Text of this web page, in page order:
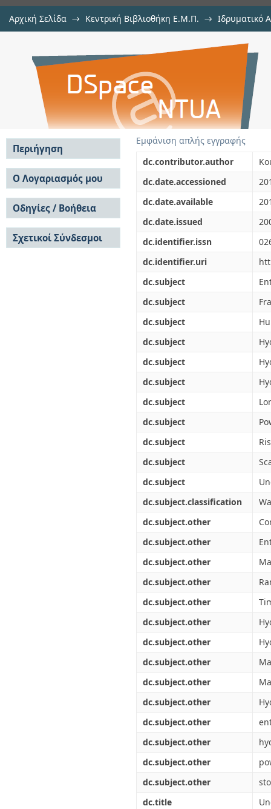
Αρχική Σελίδα → Κεντρική Βιβλιοθήκη Ε.Μ.Π. → Ιδρυματικό
Uncertainty, entropy, scaling
dependence of hydrological
Εμφάνιση απλής εγγραφής
dc.contributor.author
dc.date.accessioned
dc.date.available
dc.date.issued
dc.identifier.issn
dc.identifier.uri
dc.subject
dc.subject
dc.subject
dc.subject
dc.subject
dc.subject
dc.subject
dc.subject
dc.subject
dc.subject
dc.subject
dc.subject.classification
dc.subject.other
dc.subject.other
dc.subject.other
dc.subject.other
dc.subject.other
dc.subject.other
dc.subject.other
dc.subject.other
dc.subject.other
dc.subject.other
dc.subject.other
dc.subject.other
dc.subject.other
dc.subject.other
dc.title
Περιήγηση
Σε όλο το DSpace
Κοινότητες & Συλλογές
Ανά Ημερομηνία
Έκδοσης
Συγγραφείς
Τίτλοι
Θέματα
Ο Λογαριασμός μου
Σύνδεση
Εγγραφή
Οδηγίες / Βοήθεια
Οδηγίες Υποβολής
Οδηγίες Χρήσης ΙΑ
Συχνές Ερωτήσεις
Σχετικοί Σύνδεσμοι